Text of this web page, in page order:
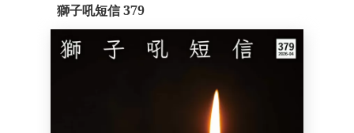
獅子吼短信 379